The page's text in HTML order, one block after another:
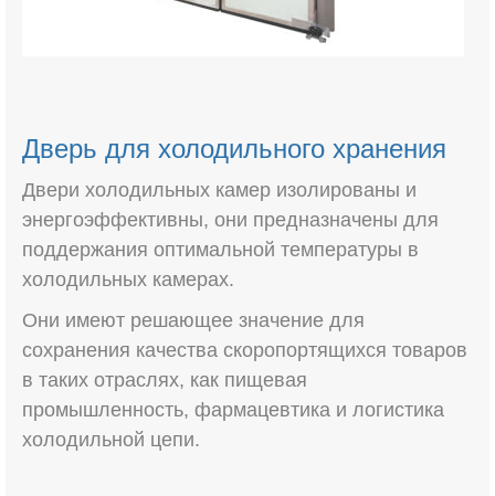
Дверь для холодильного хранения
Двери холодильных камер изолированы и
энергоэффективны, они предназначены для
поддержания оптимальной температуры в
холодильных камерах.
Они имеют решающее значение для
сохранения качества скоропортящихся товаров
в таких отраслях, как пищевая
промышленность, фармацевтика и логистика
холодильной цепи.